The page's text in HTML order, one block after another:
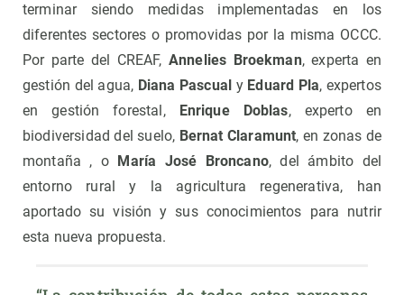
terminar siendo medidas implementadas en los
diferentes sectores o promovidas por la misma OCCC.
Por parte del CREAF, Annelies Broekman, experta en
gestión del agua, Diana Pascual y Eduard Pla, expertos
en gestión forestal,
Enrique Doblas, experto en
biodiversidad del suelo, Bernat Claramunt, en zonas de
montaña , o
María José Broncano, del ámbito del
entorno rural y la agricultura regenerativa, han
aportado su visión y sus conocimientos para nutrir
esta nueva propuesta.